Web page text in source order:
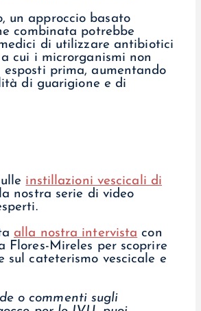
un approccio basato
combinata potrebbe
di utilizzare antibiotici
cui i microrganismi non
prima, aumentando
di guarigione e di
instillazioni vescicali di
nostra serie di video
alla nostra intervista con
Flores-Mireles per scoprire
sul cateterismo vescicale e
o commenti sugli